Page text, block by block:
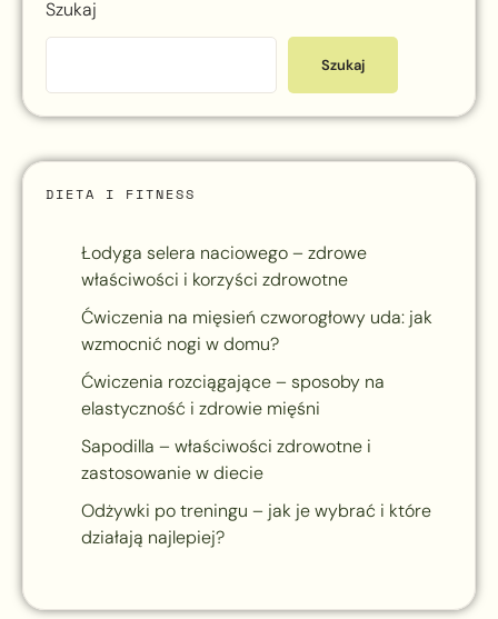
Szukaj
Szukaj
DIETA I FITNESS
Łodyga selera naciowego – zdrowe
właściwości i korzyści zdrowotne
Ćwiczenia na mięsień czworogłowy uda: jak
wzmocnić nogi w domu?
Ćwiczenia rozciągające – sposoby na
elastyczność i zdrowie mięśni
Sapodilla – właściwości zdrowotne i
zastosowanie w diecie
Odżywki po treningu – jak je wybrać i które
działają najlepiej?